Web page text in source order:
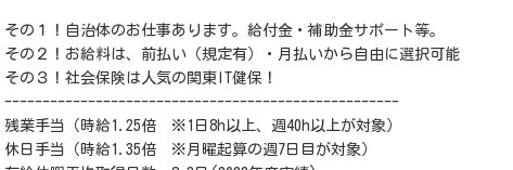
その１！自治体のお仕事あります。給付金・補助金サポート等。
その２！お給料は、前払い（規定有）・月払いから自由に選択可能
その３！社会保険は人気の関東IT健保！
----------------------------------------------------
残業手当（時給1.25倍 ※1日8h以上、週40h以上が対象）
休日手当（時給1.35倍 ※月曜起算の週7日目が対象）